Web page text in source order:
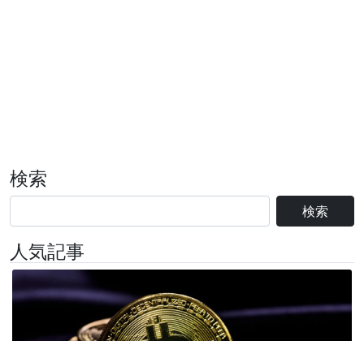
検索
検索
人気記事